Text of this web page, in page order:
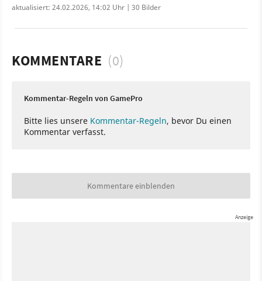
aktualisiert: 24.02.2026, 14:02 Uhr | 30 Bilder
KOMMENTARE (0)
Kommentar-Regeln von GamePro
Bitte lies unsere Kommentar-Regeln, bevor Du einen
Kommentar verfasst.
Kommentare einblenden